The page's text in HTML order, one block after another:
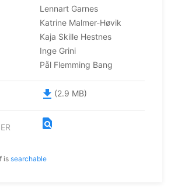
Lennart Garnes
Katrine Malmer-Høvik
Kaja Skille Hestnes
Inge Grini
Pål Flemming Bang
file_download (2.9 MB)
find_in_page
is searchable